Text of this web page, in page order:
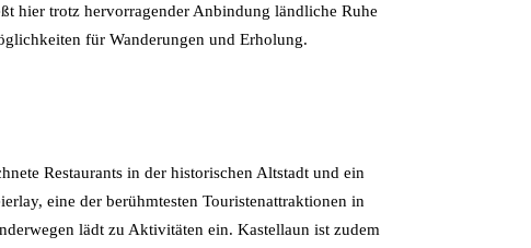
hier trotz hervorragender Anbindung ländliche Ruhe
für Wanderungen und Erholung.
Restaurants in der historischen Altstadt und ein
eine der berühmtesten Touristenattraktionen in
lädt zu Aktivitäten ein. Kastellaun ist zudem